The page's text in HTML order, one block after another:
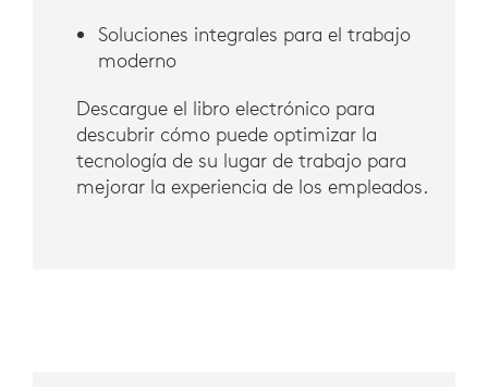
Soluciones integrales para el trabajo
moderno
Descargue el libro electrónico para
descubrir cómo puede optimizar la
tecnología de su lugar de trabajo para
mejorar la experiencia de los empleados.